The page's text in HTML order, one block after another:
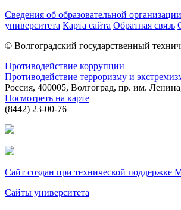
Сведения об образовательной организации
университета Карта сайта Обратная связь
© Волгоградский государственный
Противодействие коррупции
Противодействие терроризму и
Россия, 400005, Волгоград, пр. им.
Посмотреть на карте
(8442) 23-00-76
Сайт создан при технической поддержке
Сайты университета